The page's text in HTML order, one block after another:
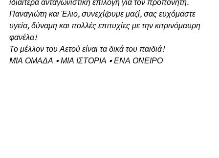
Παναγιώτη και Έλιο, συνεχίζουμε μαζί, σας ευχόμαστε
υγεία, δύναμη και πολλές επιτυχίες με την κιτρινόμαυρη
φανέλα!
Το μέλλον του Αετού είναι τα δικά του παιδιά!
ΜΙΑ ΟΜΑΔΑ • ΜΙΑ ΙΣΤΟΡΙΑ • ΕΝΑ ΟΝΕΙΡΟ